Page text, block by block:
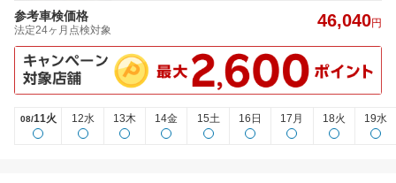
参考車検価格
法定24ヶ月点検対象 46,040円
08/11火 12水 13木 14金 15土 16日 17月 18火 19水